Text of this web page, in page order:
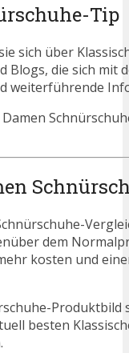
Tip
sich über
Blogs, die sich mit
weiterführende
dem
kosten und
besten